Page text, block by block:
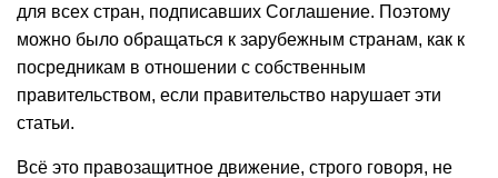
для всех стран, подписавших Соглашение. Поэтому
можно было обращаться к зарубежным странам, как к
посредникам в отношении с собственным
правительством, если правительство нарушает эти
статьи.
Всё это правозащитное движение, строго говоря, не